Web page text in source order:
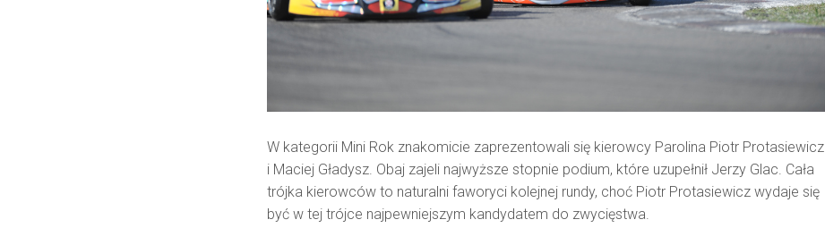
W kategorii Mini Rok znakomicie zaprezentowali się kierowcy Parolina Piotr Protasiewicz
i Maciej Gładysz. Obaj zajeli najwyższe stopnie podium, które uzupełnił Jerzy Glac. Cała
trójka kierowców to naturalni faworyci kolejnej rundy, choć Piotr Protasiewicz wydaje się
być w tej trójce najpewniejszym kandydatem do zwycięstwa.